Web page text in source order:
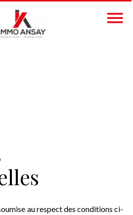
au respect des conditions ci-